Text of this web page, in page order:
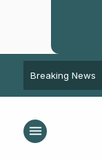
Breaking News
tentang
Terlalu Berlebihan
menu